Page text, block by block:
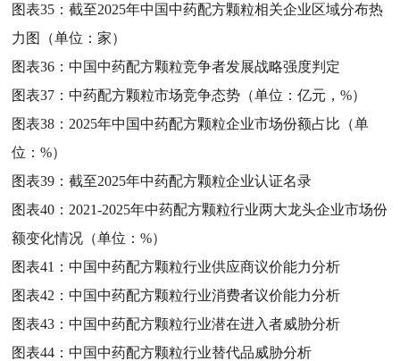
图表35：截至2025年中国中药配方颗粒相关企业区域分布热
力图（单位：家）
图表36：中国中药配方颗粒竞争者发展战略强度判定
图表37：中药配方颗粒市场竞争态势（单位：亿元，%）
图表38： 2025年中国中药配方颗粒企业市场份额占比（单
位：%）
图表39：截至2025年中药配方颗粒企业认证名录
图表40： 2021-2025年中药配方颗粒行业两大龙头企业市场份
额变化情况（单位：%）
图表41：中国中药配方颗粒行业供应商议价能力分析
图表42：中国中药配方颗粒行业消费者议价能力分析
图表43：中国中药配方颗粒行业潜在进入者威胁分析
图表44：中国中药配方颗粒行业替代品威胁分析